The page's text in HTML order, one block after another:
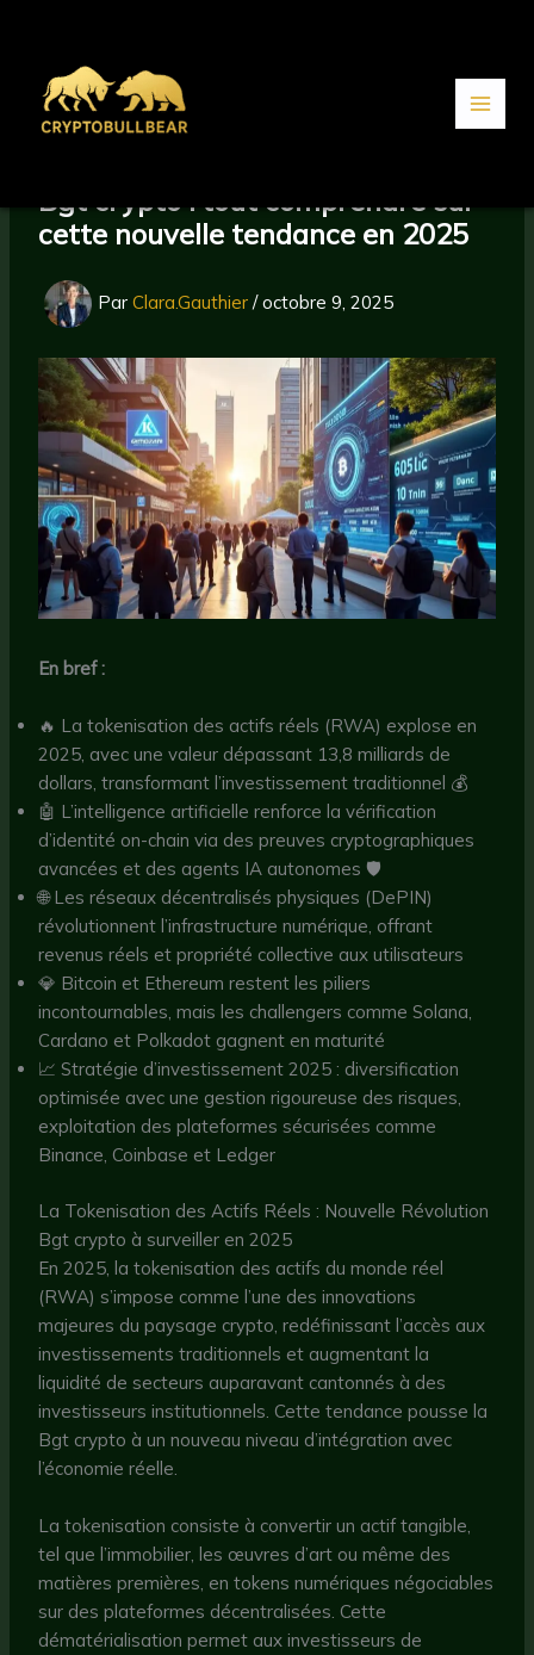
Bgt crypto : tout comprendre sur
cette nouvelle tendance en 2025
ParClara.Gauthier/octobre 9, 2025
En bref :
🔥 La tokenisation des actifs réels (RWA) explose en
2025, avec une valeur dépassant 13,8 milliards de
dollars, transformant l’investissement traditionnel 💰
🤖 L’intelligence artificielle renforce la vérification
d’identité on-chain via des preuves cryptographiques
avancées et des agents IA autonomes 🛡️
🌐 Les réseaux décentralisés physiques (DePIN)
révolutionnent l’infrastructure numérique, offrant
revenus réels et propriété collective aux utilisateurs
💎 Bitcoin et Ethereum restent les piliers
incontournables, mais les challengers comme Solana,
Cardano et Polkadot gagnent en maturité
📈 Stratégie d’investissement 2025 : diversification
optimisée avec une gestion rigoureuse des risques,
exploitation des plateformes sécurisées comme
Binance, Coinbase et Ledger
La Tokenisation des Actifs Réels : Nouvelle Révolution
Bgt crypto à surveiller en 2025
En 2025, la tokenisation des actifs du monde réel
(RWA) s’impose comme l’une des innovations
majeures du paysage crypto, redéfinissant l’accès aux
investissements traditionnels et augmentant la
liquidité de secteurs auparavant cantonnés à des
investisseurs institutionnels. Cette tendance pousse la
Bgt crypto à un nouveau niveau d’intégration avec
l’économie réelle.
La tokenisation consiste à convertir un actif tangible,
tel que l’immobilier, les œuvres d’art ou même des
matières premières, en tokens numériques négociables
sur des plateformes décentralisées. Cette
dématérialisation permet aux investisseurs de